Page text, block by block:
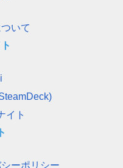
いて
イト
ーポリシー